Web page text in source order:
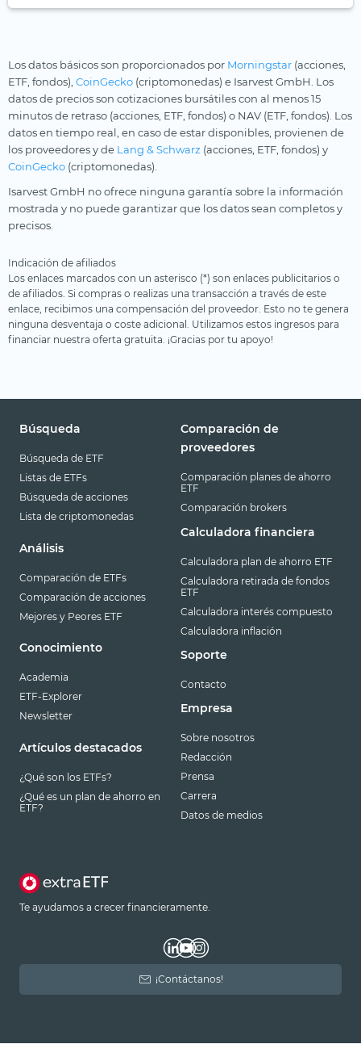
Los datos básicos son proporcionados por Morningstar (acciones,
ETF, fondos), CoinGecko (criptomonedas) e Isarvest GmbH. Los
datos de precios son cotizaciones bursátiles con al menos 15
minutos de retraso (acciones, ETF, fondos) o NAV (ETF, fondos). Los
datos en tiempo real, en caso de estar disponibles, provienen de
los proveedores y de Lang & Schwarz (acciones, ETF, fondos) y
CoinGecko (criptomonedas).
Isarvest GmbH no ofrece ninguna garantía sobre la información
mostrada y no puede garantizar que los datos sean completos y
precisos.
Indicación de afiliados
Los enlaces marcados con un asterisco (*) son enlaces publicitarios o
de afiliados. Si compras o realizas una transacción a través de este
enlace, recibimos una compensación del proveedor. Esto no te genera
ninguna desventaja o coste adicional. Utilizamos estos ingresos para
financiar nuestra oferta gratuita. ¡Gracias por tu apoyo!
Búsqueda
Búsqueda de ETF
Listas de ETFs
Búsqueda de acciones
Lista de criptomonedas
Análisis
Comparación de ETFs
Comparación de acciones
Mejores y Peores ETF
Conocimiento
Academia
ETF-Explorer
Newsletter
Artículos destacados
¿Qué son los ETFs?
¿Qué es un plan de ahorro en
ETF?
Comparación de
proveedores
Comparación planes de ahorro
ETF
Comparación brokers
Calculadora financiera
Calculadora plan de ahorro ETF
Calculadora retirada de fondos
ETF
Calculadora interés compuesto
Calculadora inflación
Soporte
Contacto
Empresa
Sobre nosotros
Redacción
Prensa
Carrera
Datos de medios
Te ayudamos a crecer financieramente.
¡Contáctanos!